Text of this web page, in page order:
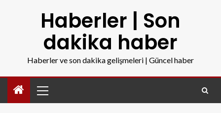
Haberler | Son
dakika haber
Haberler ve son dakika gelişmeleri | Güncel haber